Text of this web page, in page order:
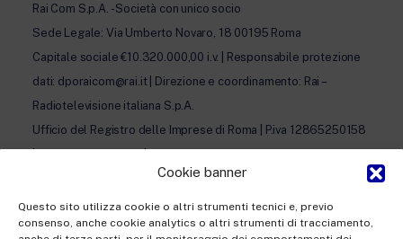
Cookie banner
Questo sito utilizza cookie o altri strumenti tecnici e, previo
consenso, anche cookie analytics o altri strumenti di tracciamento,
Rai Com S.p.A. - Società con unico socio
Sede Legale: Via Umberto Novaro, 18 00195 Roma
Capitale sociale €10.320.000,00 i.v. | Responsabile protezione
dati: dporaicom@rai.it | Direzione e coordinamento: Rai –
Radiotelevisione italiana S.p.A.
Ufficio del Registro delle Imprese di Roma | P.iva 12865250158
| REA n. RM- 949207 | © Rai Com 2026 - Tutti i diritti riservati